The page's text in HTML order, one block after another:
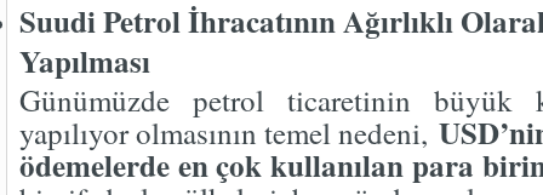
Suudi Petrol İhracatının Ağırlıklı
Yapılması
Günümüzde petrol ticaretinin büyük
yapılıyor olmasının temel nedeni,
ödemelerde en çok kullanılan para